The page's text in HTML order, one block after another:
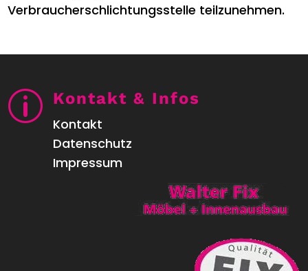
Verbraucherschlichtungsstelle teilzunehmen.
p Kontakt & Infos
Kontakt
Datenschutz
Impressum